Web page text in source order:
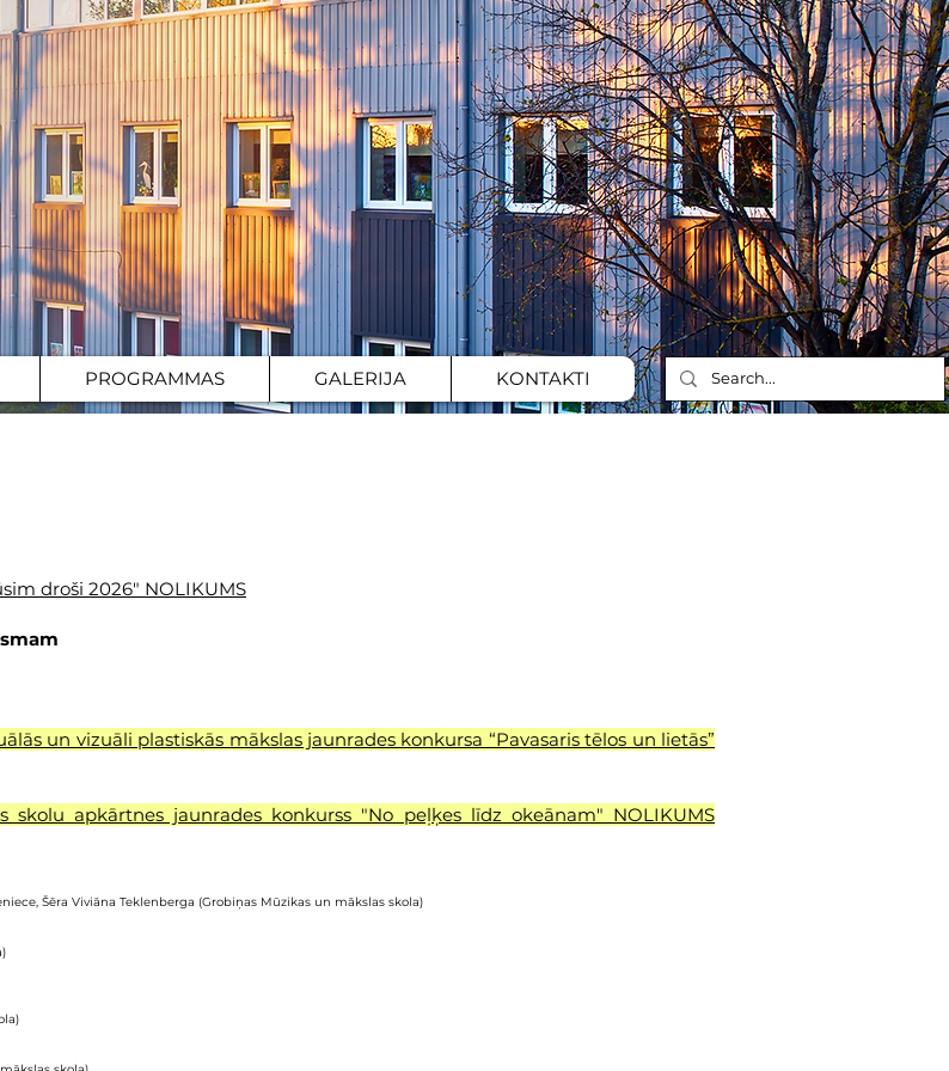
PROGRAMMAS GALERIJA KONTAKTI
droši 2026" NOLIKUMS
un vizuāli plastiskās mākslas jaunrades konkursa “Pavasaris tēlos un lietās”
skolu apkārtnes jaunrades konkurss "No peļķes līdz okeānam" NOLIKUMS
Šēra Viviāna Teklenberga (Grobiņas Mūzikas un mākslas skola)